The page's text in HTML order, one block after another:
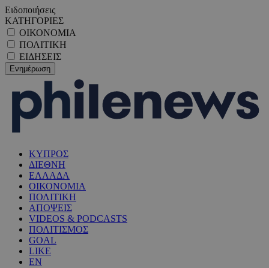
Ειδοποιήσεις
ΚΑΤΗΓΟΡΙΕΣ
ΟΙΚΟΝΟΜΙΑ
ΠΟΛΙΤΙΚΗ
ΕΙΔΗΣΕΙΣ
ΚΥΠΡΟΣ
ΔΙΕΘΝΗ
ΕΛΛΑΔΑ
ΟΙΚΟΝΟΜΙΑ
ΠΟΛΙΤΙΚΗ
ΑΠΟΨΕΙΣ
VIDEOS & PODCASTS
ΠΟΛΙΤΙΣΜΟΣ
GOAL
LIKE
EN